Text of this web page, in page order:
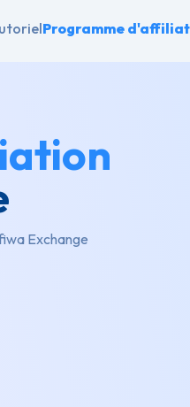
Programme
Exchange